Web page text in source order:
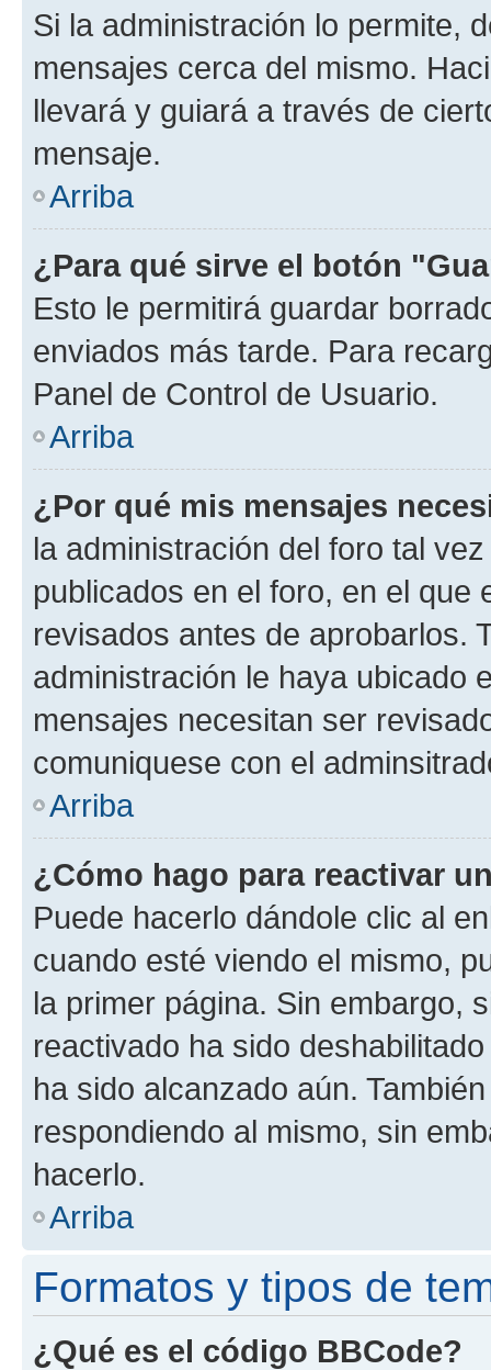
Si la administración lo permite,
mensajes cerca del mismo.
llevará y guiará a través de
mensaje.
Arriba
¿Para qué sirve el botón
Esto le permitirá guardar
enviados más tarde. Para
Panel de Control de Usuario.
Arriba
¿Por qué mis mensajes
la administración del foro tal
publicados en el foro, en el
revisados antes de aprobarlos.
administración le haya ubicado
mensajes necesitan ser
comuniquese con el
Arriba
¿Cómo hago para reactivar
Puede hacerlo dándole clic al
cuando esté viendo el mismo,
la primer página. Sin embargo,
reactivado ha sido
ha sido alcanzado aún.
respondiendo al mismo, sin
hacerlo.
Arriba
Formatos y tipos de
¿Qué es el código BBCode?